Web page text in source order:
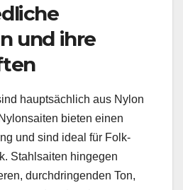
und ihre
hauptsächlich aus Nylon
bieten einen
und sind ideal für Folk-
Stahlsaiten hingegen
durchdringenden Ton,